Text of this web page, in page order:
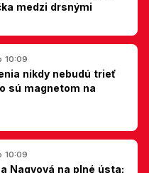
medzi drsnými
10:09
nikdy nebudú trieť
sú magnetom na
10:09
Nagyová na plné ústa: